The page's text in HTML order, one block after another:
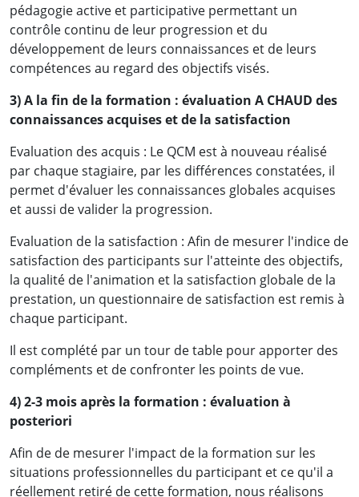
pédagogie active et participative permettant un
contrôle continu de leur progression et du
développement de leurs connaissances et de leurs
compétences au regard des objectifs visés.
3) A la fin de la formation : évaluation A CHAUD des
connaissances acquises et de la satisfaction
Evaluation des acquis : Le QCM est à nouveau réalisé
par chaque stagiaire, par les différences constatées, il
permet d'évaluer les connaissances globales acquises
et aussi de valider la progression.
Evaluation de la satisfaction : Afin de mesurer l'indice de
satisfaction des participants sur l'atteinte des objectifs,
la qualité de l'animation et la satisfaction globale de la
prestation, un questionnaire de satisfaction est remis à
chaque participant.
Il est complété par un tour de table pour apporter des
compléments et de confronter les points de vue.
4) 2-3 mois après la formation : évaluation à
posteriori
Afin de de mesurer l'impact de la formation sur les
situations professionnelles du participant et ce qu'il a
réellement retiré de cette formation, nous réalisons